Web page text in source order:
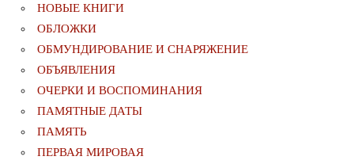
НОВЫЕ КНИГИ
ОБЛОЖКИ
ОБМУНДИРОВАНИЕ И СНАРЯЖЕНИЕ
ОБЪЯВЛЕНИЯ
ОЧЕРКИ И ВОСПОМИНАНИЯ
ПАМЯТНЫЕ ДАТЫ
ПАМЯТЬ
ПЕРВАЯ МИРОВАЯ